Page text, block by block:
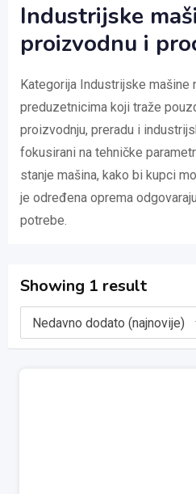
Industrijske
proizvodnu i
Kategorija Industrijske mašine
preduzetnicima koji traže
proizvodnju, preradu i
fokusirani na tehničke
stanje mašina, kako bi kupci
je određena oprema
potrebe.
Showing 1 result